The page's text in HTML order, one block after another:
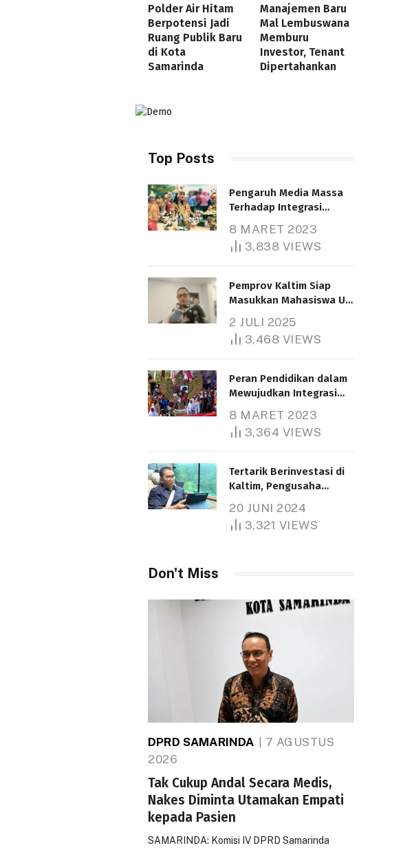
Polder Air Hitam
Berpotensi Jadi
Ruang Publik Baru
di Kota
Samarinda
Manajemen Baru
Mal Lembuswana
Memburu
Investor, Tenant
Dipertahankan
Top Posts
Pengaruh Media Massa
Terhadap Integrasi
8 MARET 2023
3,838 VIEWS
Pemprov Kaltim Siap
Masukkan Mahasiswa UT
Bantuan Pendidikan
Gratispol
2 JULI 2025
3,468 VIEWS
Peran Pendidikan dalam
Mewujudkan Integrasi
8 MARET 2023
3,364 VIEWS
Tertarik Berinvestasi di
Kaltim, Pengusaha
1.000 Hektare
20 JUNI 2024
3,321 VIEWS
Don't Miss
DPRD SAMARINDA
7 AGUSTUS
2026
Tak Cukup Andal Secara Medis,
Nakes Diminta Utamakan Empati
kepada Pasien
SAMARINDA: Komisi IV DPRD Samarinda